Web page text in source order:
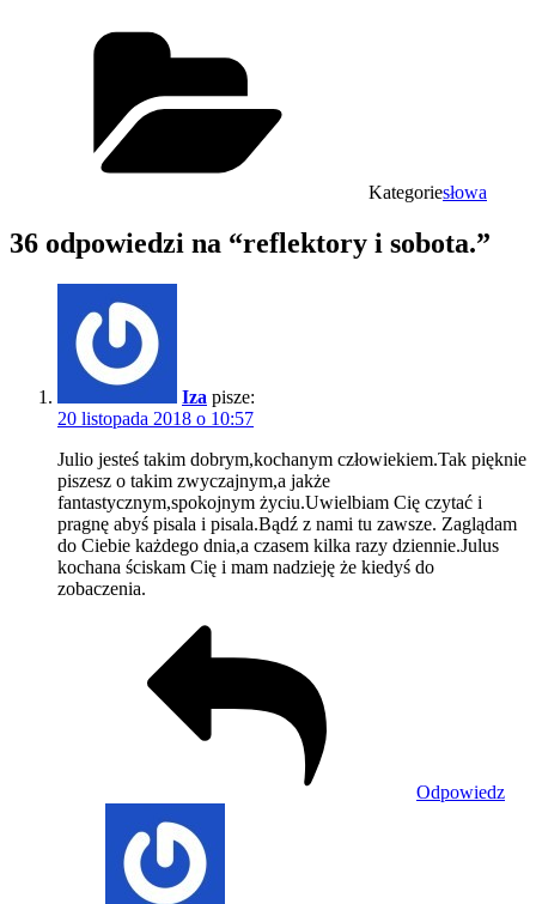
Kategoriesłowa
36 odpowiedzi na “reflektory i sobota.”
Iza pisze:
20 listopada 2018 o 10:57
Julio jesteś takim dobrym,kochanym człowiekiem.Tak pięknie
piszesz o takim zwyczajnym,a jakże
fantastycznym,spokojnym życiu.Uwielbiam Cię czytać i
pragnę abyś pisala i pisala.Bądź z nami tu zawsze. Zaglądam
do Ciebie każdego dnia,a czasem kilka razy dziennie.Julus
kochana ściskam Cię i mam nadzieję że kiedyś do
zobaczenia.
Odpowiedz